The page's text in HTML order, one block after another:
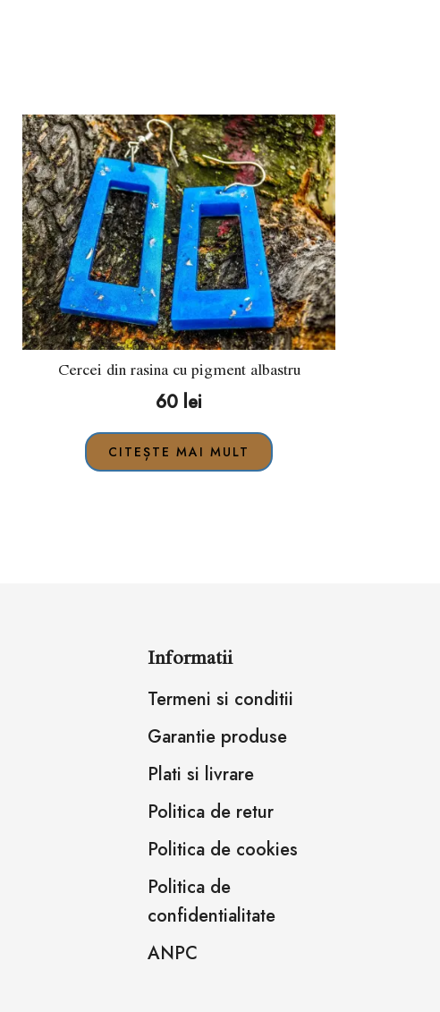
Cercei din rasina cu pigment albastru
60 lei
CITEȘTE MAI MULT
Informatii
Termeni si conditii
Garantie produse
Plati si livrare
Politica de retur
Politica de cookies
Politica de
confidentialitate
ANPC